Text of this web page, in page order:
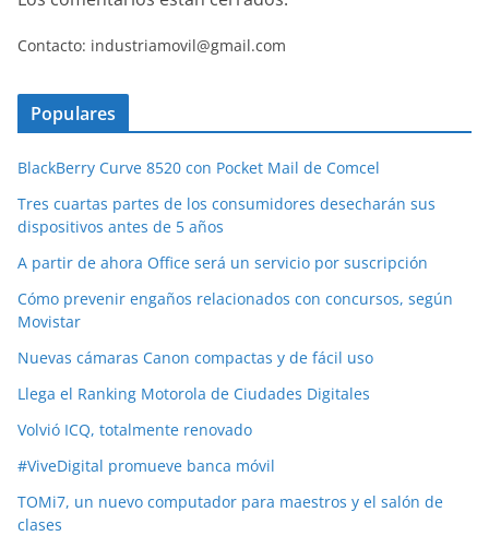
Contacto: industriamovil@gmail.com
Populares
BlackBerry Curve 8520 con Pocket Mail de Comcel
Tres cuartas partes de los consumidores desecharán sus
dispositivos antes de 5 años
A partir de ahora Office será un servicio por suscripción
Cómo prevenir engaños relacionados con concursos, según
Movistar
Nuevas cámaras Canon compactas y de fácil uso
Llega el Ranking Motorola de Ciudades Digitales
Volvió ICQ, totalmente renovado
#ViveDigital promueve banca móvil
TOMi7, un nuevo computador para maestros y el salón de
clases